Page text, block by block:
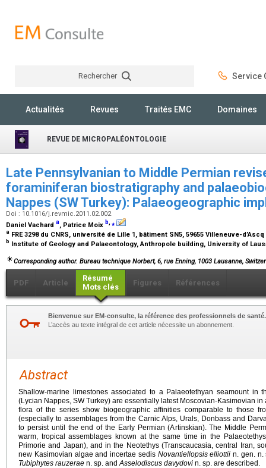
Rechercher Service
Actualités Revues Traités EMC Domaines
REVUE DE MICROPALÉONTOLOGIE
Late Pennsylvanian to Middle Permian
foraminiferan biostratigraphy and
Nappes (SW Turkey): Palaeogeographic
Doi : 10.1016/j.revmic.2011.02.002
Daniel Vachard a, Patrice Moix b,⁎
a FRE 3298 du CNRS, université de Lille 1, bâtiment SN5, 59655 Villeneuve-
b Institute of Geology and Palaeontology, Anthropole building, University of
Corresponding author. Bureau technique Norbert, 6, rue Enning, 1003 Lausanne,
PDF Article
Résumé
Mots clés
Figures Références
Bienvenue sur EM-consulte, la référence des professionnels de santé.
L’accès au texte intégral de cet article nécessite un abonnement.
Abstract
Shallow-marine limestones associated to a Palaeotethyan seamount in
(Lycian Nappes, SW Turkey) are essentially latest Moscovian-Kasimovian
flora of the series show biogeographic affinities comparable to those
(especially to assemblages from the Carnic Alps, Urals, Donbass and
to persist until the end of the Early Permian (Artinskian). The Middle
warm, tropical assemblages known at the same time in the
Primorie and Japan), and in the Neotethys (Transcaucasia, central Iran,
new Kasimovian algae and incertae sedis Novantiellopsis elliottii n. gen.
Tubiphytes rauzerae n. sp. andAsselodiscus davydovi n. sp. are described.